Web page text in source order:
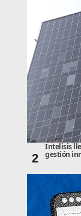
2
Intelisis
gestión